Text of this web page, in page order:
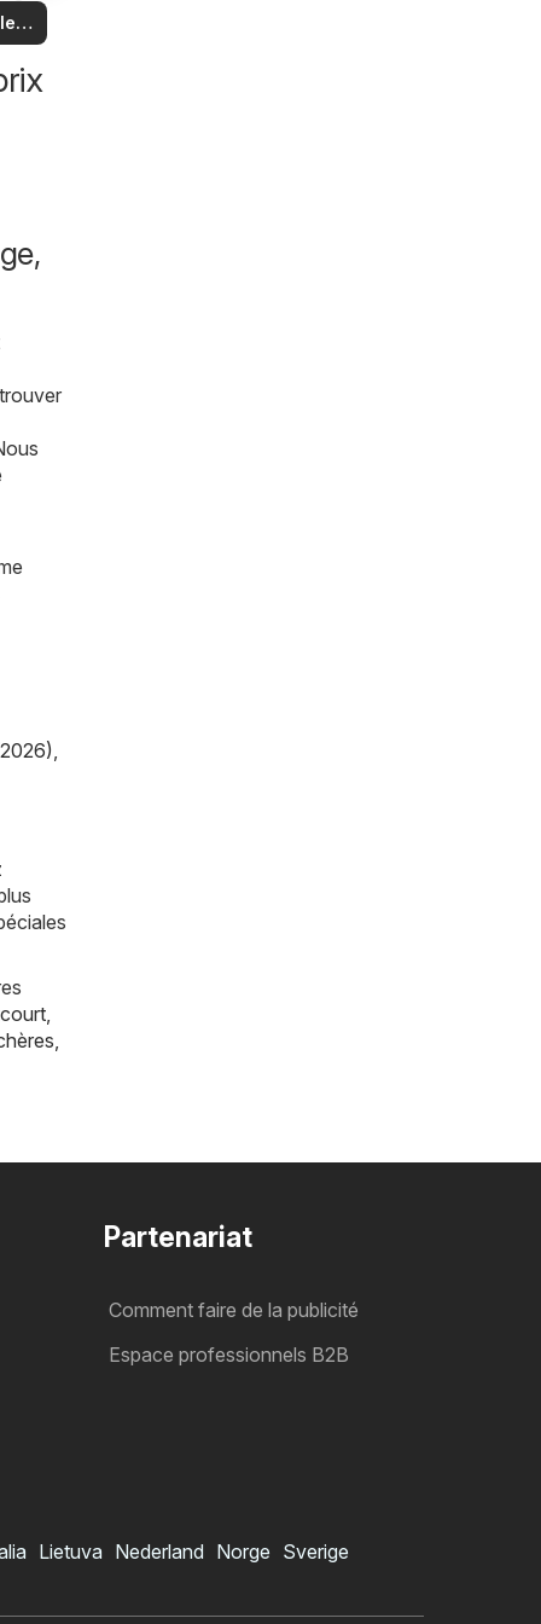
,
,
,
Partenariat
Comment faire de la publicité
Espace professionnels B2B
Lietuva Nederland Norge Sverige